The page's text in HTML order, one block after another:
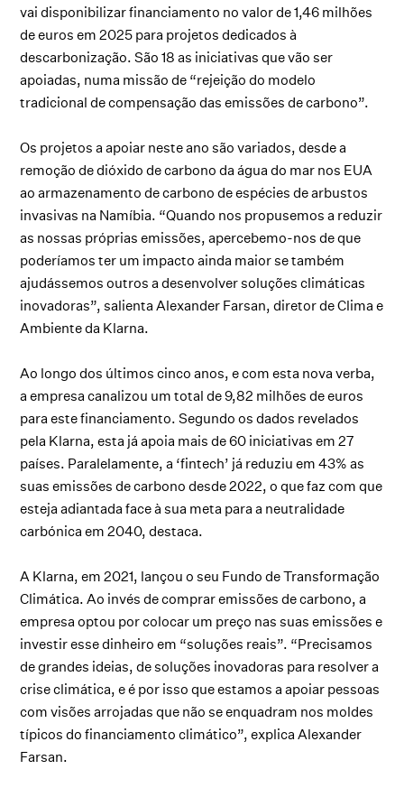
vai disponibilizar financiamento no valor de 1,46 milhões
de euros em 2025 para projetos dedicados à
descarbonização. São 18 as iniciativas que vão ser
apoiadas, numa missão de “rejeição do modelo
tradicional de compensação das emissões de carbono”.
Os projetos a apoiar neste ano são variados, desde a
remoção de dióxido de carbono da água do mar nos EUA
ao armazenamento de carbono de espécies de arbustos
invasivas na Namíbia. “Quando nos propusemos a reduzir
as nossas próprias emissões, apercebemo-nos de que
poderíamos ter um impacto ainda maior se também
ajudássemos outros a desenvolver soluções climáticas
inovadoras”, salienta Alexander Farsan, diretor de Clima e
Ambiente da Klarna.
Ao longo dos últimos cinco anos, e com esta nova verba,
a empresa canalizou um total de 9,82 milhões de euros
para este financiamento. Segundo os dados revelados
pela Klarna, esta já apoia mais de 60 iniciativas em 27
países. Paralelamente, a ‘fintech’ já reduziu em 43% as
suas emissões de carbono desde 2022, o que faz com que
esteja adiantada face à sua meta para a neutralidade
carbónica em 2040, destaca.
A Klarna, em 2021, lançou o seu Fundo de Transformação
Climática. Ao invés de comprar emissões de carbono, a
empresa optou por colocar um preço nas suas emissões e
investir esse dinheiro em “soluções reais”. “Precisamos
de grandes ideias, de soluções inovadoras para resolver a
crise climática, e é por isso que estamos a apoiar pessoas
com visões arrojadas que não se enquadram nos moldes
típicos do financiamento climático”, explica Alexander
Farsan.